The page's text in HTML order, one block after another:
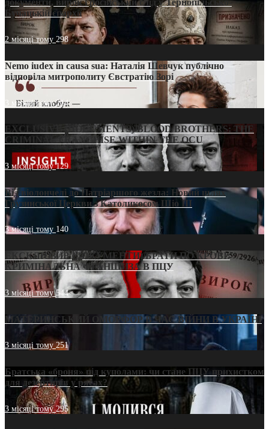
документи, вирок і російський слід у Тернопільсько-
Бучацькій єпархії
2 місяці тому 298
Nemo iudex in causa sua: Наталія Шевчук публічно
відповіла митрополиту Євстратію Зорі
3 місяці тому214
EXCLUSIVE (DOCUMENTS)/BLOOD BROTHERS: THE
CRIMINAL FRANCHISE WITHIN THE OCU
3 місяці тому129
Від віолончелі до Патріаршого жезла: Новий шлях
Грузинської Церкви з Католикосом Шіо III
3 місяці тому 140
ЕКСКЛЮЗИВ (ДОКУМЕНТИ)/БРАТИ ПО КРОВІ:
КРИМІНАЛЬНА ФРАНШИЗА В ПЦУ
3 місяці тому544
МАТЕРИНСЬКИЙ ОМОРФОР В ЧАС ВІЙНИ В УКРАЇНІ
3 місяці тому251
Братська «броня» під куполами: чи стане ПЦУ прихистком
для дезертирів у рясах?
3 місяці тому295